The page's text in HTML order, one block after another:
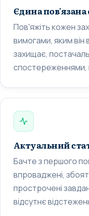
Єдина пов'язана
Пов'яжіть кожен
вимогами, яким він
захищає,
спостереженнями,
Актуальний
Бачте з першого
впроваджені,
прострочені
відсутнє